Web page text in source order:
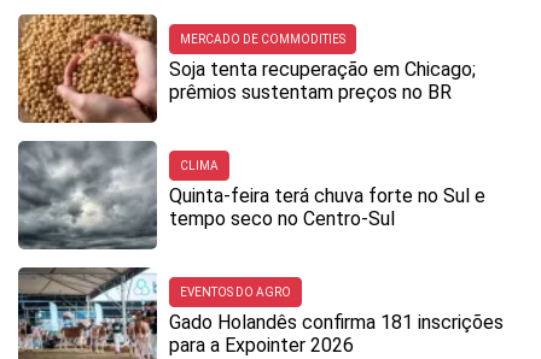
MERCADO DE COMMODITIES
Soja tenta recuperação em Chicago;
prêmios sustentam preços no BR
CLIMA
Quinta-feira terá chuva forte no Sul e
tempo seco no Centro-Sul
EVENTOS DO AGRO
Gado Holandês confirma 181 inscrições
para a Expointer 2026